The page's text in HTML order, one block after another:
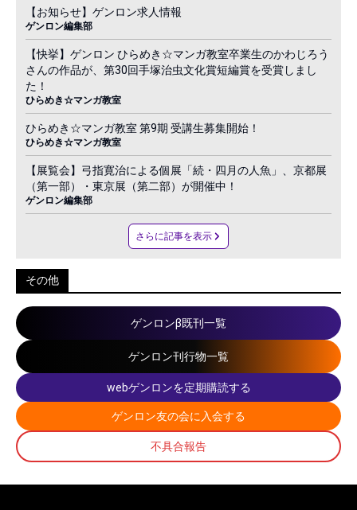
【お知らせ】ゲンロン求人情報
ゲンロン編集部
【快挙】ゲンロン ひらめき☆マンガ教室卒業生のかわじろう
さんの作品が、第30回手塚治虫文化賞短編賞を受賞しまし
た！
ひらめき☆マンガ教室
ひらめき☆マンガ教室 第9期 受講生募集開始！
ひらめき☆マンガ教室
【展覧会】弓指寛治による個展「続・四月の人魚」、京都展
（第一部）・東京展（第二部）が開催中！
ゲンロン編集部
さらに記事を表示
その他
ゲンロンβ既刊一覧
ゲンロン刊行物一覧
webゲンロンを定期購読する
ゲンロン友の会に入会する
不具合報告